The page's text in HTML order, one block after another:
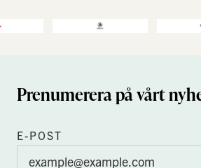
Prenumerera på vårt
E-POST